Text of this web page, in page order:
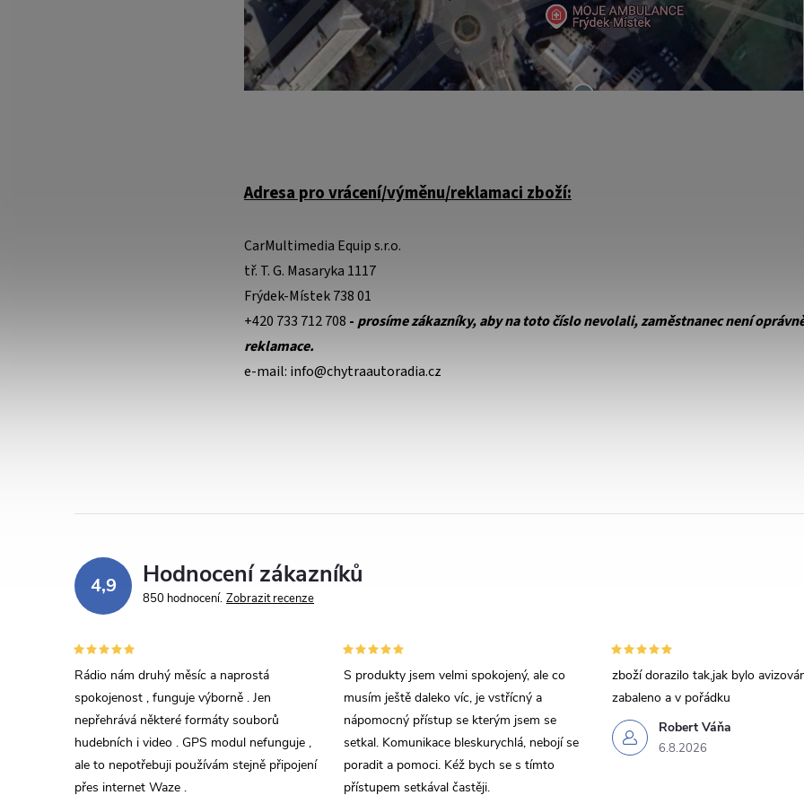
Adresa pro vrácení/výměnu/reklamaci zboží:
CarMultimedia Equip s.r.o.
tř. T. G. Masaryka 1117
Frýdek-Místek 738 01
+420 733 712 708 - prosíme zákazníky, aby na toto číslo nevolali, zaměstnanec není
reklamace.
e-mail: info@chytraautoradia.cz
4,9 Hodnocení zákazníků
850 hodnocení Zobrazit recenze
Rádio nám druhý měsíc a naprostá
spokojenost , funguje výborně . Jen
nepřehrává některé formáty souborů
hudebních i video . GPS modul nefunguje ,
ale to nepotřebuji používám stejně připojení
přes internet Waze .
S produkty jsem velmi spokojený, ale co
musím ještě daleko víc, je vstřícný a
nápomocný přístup se kterým jsem se
setkal. Komunikace bleskurychlá, nebojí se
poradit a pomoci. Kéž bych se s tímto
přístupem setkával častěji.
Robert Váňa
6.8.2026
zboží dorazilo tak,jak bylo
zabaleno a v pořádku